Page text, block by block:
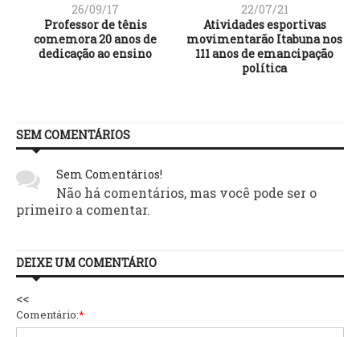
26/09/17
Professor de tênis
comemora 20 anos de
dedicação ao ensino
22/07/21
Atividades esportivas
movimentarão Itabuna nos
111 anos de emancipação
política
SEM COMENTÁRIOS
Sem Comentários!
Não há comentários, mas você pode ser o
primeiro a comentar.
DEIXE UM COMENTÁRIO
<<
Comentário:*